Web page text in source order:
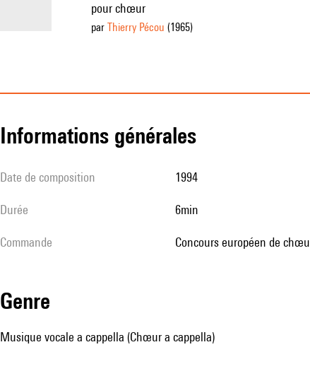
pour chœur
par Thierry Pécou (1965)
informations générales
date de composition 1994
durée 6min
Commande Concours européen de
genre
Musique vocale a cappella (Chœur a cappella)